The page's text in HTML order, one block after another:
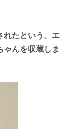
れたという、エ
ゃんを収蔵しま